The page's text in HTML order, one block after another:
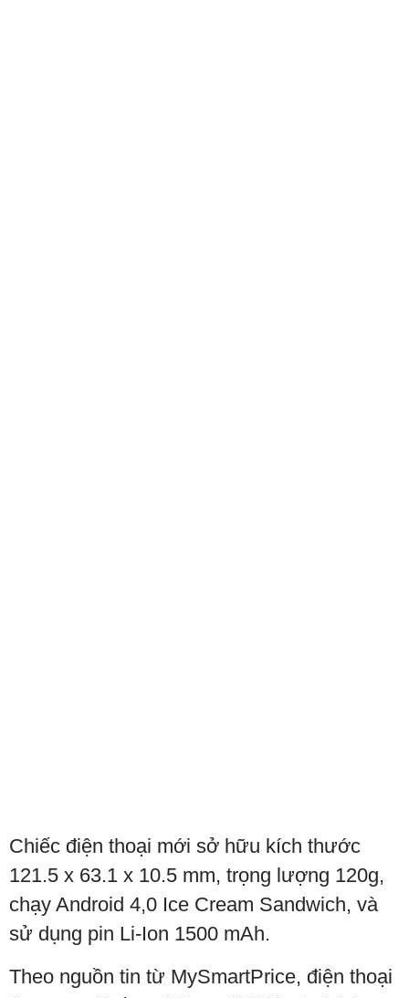
Chiếc điện thoại mới sở hữu kích thước
121.5 x 63.1 x 10.5 mm, trọng lượng 120g,
chạy Android 4,0 Ice Cream Sandwich, và
sử dụng pin Li-Ion 1500 mAh.
Theo nguồn tin từ MySmartPrice, điện thoại